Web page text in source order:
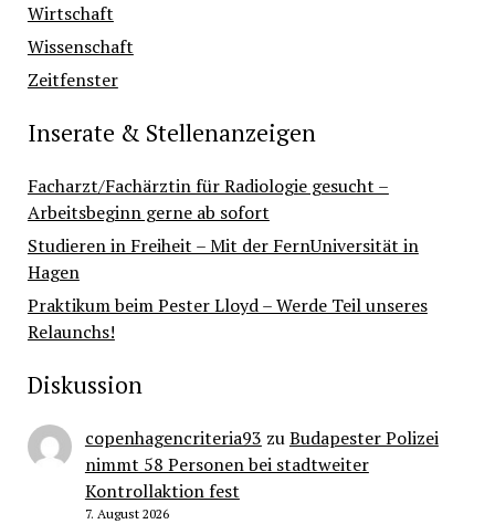
Wirtschaft
Wissenschaft
Zeitfenster
Inserate & Stellenanzeigen
Facharzt/Fachärztin für Radiologie gesucht –
Arbeitsbeginn gerne ab sofort
Studieren in Freiheit – Mit der FernUniversität in
Hagen
Praktikum beim Pester Lloyd – Werde Teil unseres
Relaunchs!
Diskussion
copenhagencriteria93 zuBudapester Polizei
nimmt 58 Personen bei stadtweiter
Kontrollaktion fest
7. August 2026